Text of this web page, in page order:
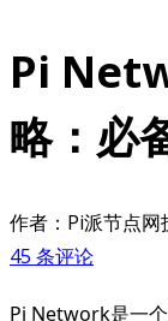
Pi
略：必
作者：Pi派节点网
45 条评论
Pi Network是一